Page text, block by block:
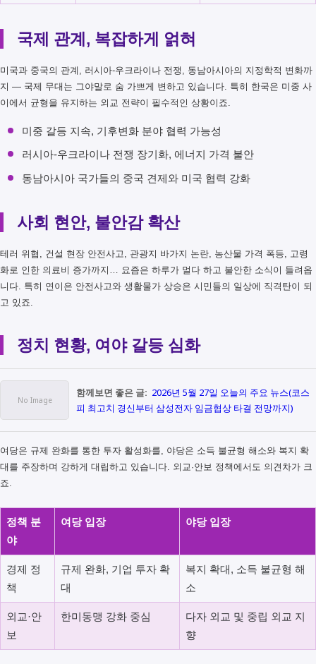
국제 관계, 복잡하게 얽혀
미국과 중국의 관계, 러시아-우크라이나 전쟁, 동남아시아의 지정학적 변화까
지 — 국제 무대는 그야말로 숨 가쁘게 변하고 있습니다. 특히 한국은 미중 사
이에서 균형을 유지하는 외교 전략이 필수적인 상황이죠.
미중 갈등 지속, 기후변화 분야 협력 가능성
러시아-우크라이나 전쟁 장기화, 에너지 가격 불안
동남아시아 국가들의 중국 견제와 미국 협력 강화
사회 현안, 불안감 확산
테러 위협, 건설 현장 안전사고, 관광지 바가지 논란, 농산물 가격 폭등, 고령
화로 인한 의료비 증가까지… 요즘은 하루가 멀다 하고 불안한 소식이 들려옵
니다. 특히 연이은 안전사고와 생활물가 상승은 시민들의 일상에 직격탄이 되
고 있죠.
정치 현황, 여야 갈등 심화
함께보면 좋은 글: 2026년 5월 27일 오늘의 주요 뉴스(코스
피 최고치 경신부터 삼성전자 임금협상 타결 전망까지)
여당은 규제 완화를 통한 투자 활성화를, 야당은 소득 불균형 해소와 복지 확
대를 주장하며 강하게 대립하고 있습니다. 외교·안보 정책에서도 의견차가 크
죠.
정책 분
야
여당 입장 야당 입장
경제 정
책
규제 완화, 기업 투자 확
대
복지 확대, 소득 불균형 해
소
외교·안
보
한미동맹 강화 중심
다자 외교 및 중립 외교 지
향